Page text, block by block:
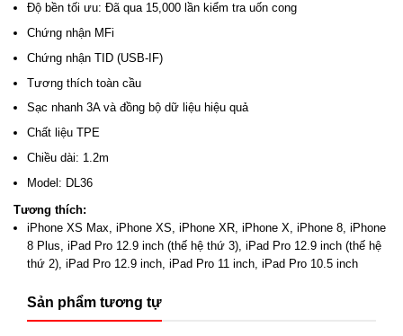
Momax DL36 tương thích với nhiều sản phẩm của Apple,
bao gồm iPhone XS Max, iPhone XS, iPhone XR, iPhone
X, iPhone 8 và iPhone 8 Plus. Ngoài ra, nó còn tương
thích với các mẫu iPad như iPad Pro 12.9 inch (thế hệ thứ
3), iPad Pro 12.9 inch (thế hệ thứ 2), iPad Pro 12.9 inch,
iPad Pro 11 inch, và iPad Pro 10.5 inch.
Hãy sở hữu ngay cáp sạc Iphone chính hãng Momax Zero
DL36 ngay tại Momax Việt Nam để được những ưu đãi
khủng cùng chế độ bảo hành 1 đổi 1 trong 12 tháng.
CÔNG TY TNHH ZACOM VIỆT
NAM
Độ bền tối ưu: Đã qua 15,000 lần kiểm tra uốn cong
Chứng nhận MFi
Chứng nhận TID (USB-IF)
Tương thích toàn cầu
Sạc nhanh 3A và đồng bộ dữ liệu hiệu quả
Chất liệu TPE
Chiều dài: 1.2m
Model: DL36
Tương thích:
iPhone XS Max, iPhone XS, iPhone XR, iPhone X, iPhone 8, iPhone
8 Plus, iPad Pro 12.9 inch (thế hệ thứ 3), iPad Pro 12.9 inch (thế hệ
thứ 2), iPad Pro 12.9 inch, iPad Pro 11 inch, iPad Pro 10.5 inch
Sản phẩm tương tự